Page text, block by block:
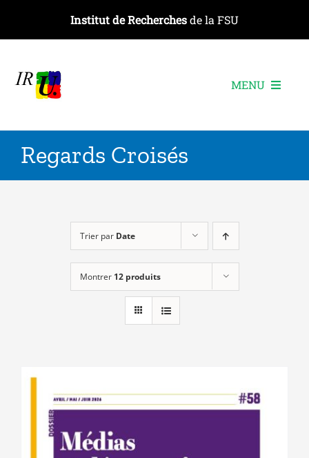
contenu
Institut de Recherchesde la FSU
MENU
Les recherches
Les événements
Regards Croisés
Trier par Date
Montrer 12 produits